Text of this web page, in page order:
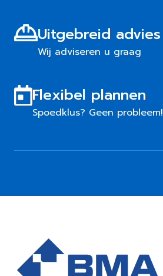
Uitgebreid advies
Wij adviseren u graag
Flexibel plannen
Spoedklus? Geen probleem!